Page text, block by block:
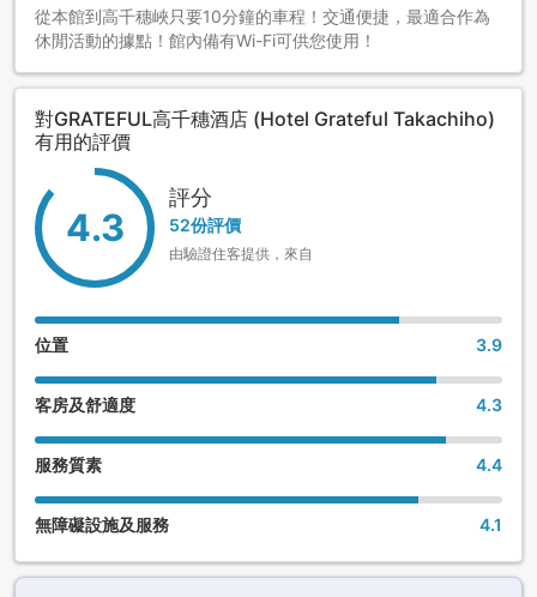
從本館到高千穗峽只要10分鐘的車程！交通便捷，最適合作為
休閒活動的據點！館內備有Wi-Fi可供您使用！
對GRATEFUL高千穗酒店 (Hotel Grateful Takachiho)
有用的評價
4.3
評分
52份評價
由驗證住客提供，來自
位置 3.9
客房及舒適度 4.3
服務質素 4.4
無障礙設施及服務 4.1